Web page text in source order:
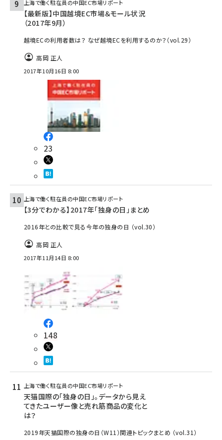
上海で働く駐在員の中国EC市場リポート
【最新版】中国越境EC市場＆モール状況
（2017年9月）
越境ECの利用者数は？ なぜ越境ECを利用するのか？（vol.29）
高岡 正人
2017年10月16日 8:00
23
上海で働く駐在員の中国EC市場リポート
【3分でわかる】2017年「独身の日」まとめ
2016年との比較で見る今年の独身の日 （vol.30）
高岡 正人
2017年11月14日 8:00
148
上海で働く駐在員の中国EC市場リポート
天猫国際の「独身の日」。データから見え
てきたユーザー像と売れ筋商品の変化と
は？
2019年天猫国際の独身の日（W11）関連トピックまとめ （vol.31）